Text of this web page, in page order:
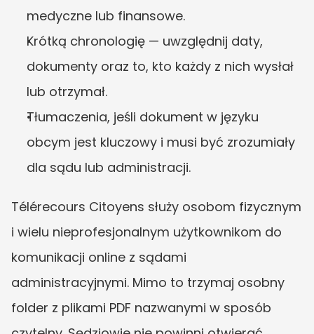
medyczne lub finansowe.
Krótką chronologię — uwzględnij daty,
dokumenty oraz to, kto każdy z nich wysłał
lub otrzymał.
Tłumaczenia, jeśli dokument w języku
obcym jest kluczowy i musi być zrozumiały
dla sądu lub administracji.
Télérecours Citoyens służy osobom fizycznym
i wielu nieprofesjonalnym użytkownikom do
komunikacji online z sądami
administracyjnymi. Mimo to trzymaj osobny
folder z plikami PDF nazwanymi w sposób